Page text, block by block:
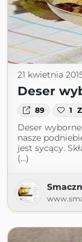
21 kwietnia
Deser
89 1
Deser
nasze
jest sycący.
(...)